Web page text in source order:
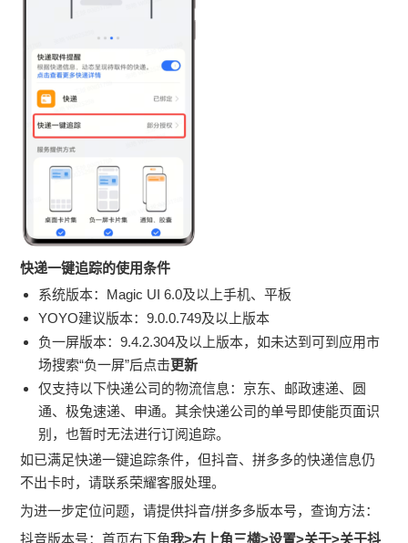
快递一键追踪的使用条件
系统版本：Magic UI 6.0及以上手机、平板
YOYO建议版本：9.0.0.749及以上版本
负一屏版本：9.4.2.304及以上版本，如未达到可到应用市
场搜索“负一屏”后点击更新
仅支持以下快递公司的物流信息：京东、邮政速递、圆
通、极兔速递、申通。其余快递公司的单号即使能页面识
别，也暂时无法进行订阅追踪。
如已满足快递一键追踪条件，但抖音、拼多多的快递信息仍
不出卡时，请联系荣耀客服处理。
为进一步定位问题，请提供抖音/拼多多版本号，查询方法：
抖音版本号：首页右下角我>右上角三横>设置>关于>关于抖